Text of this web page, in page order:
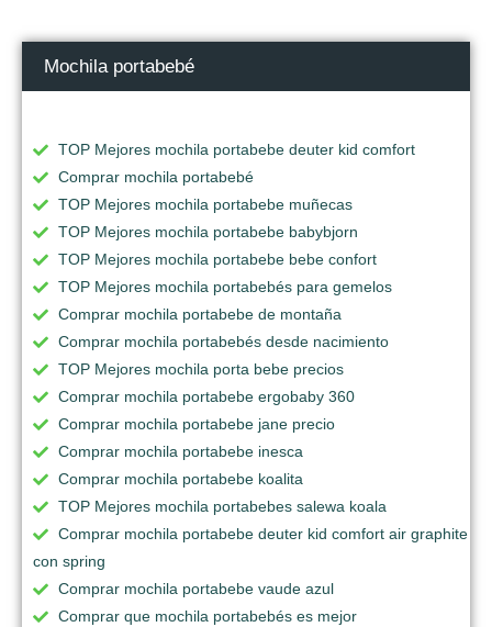
Mochila portabebé
TOP Mejores mochila portabebe deuter kid comfort
Comprar mochila portabebé
TOP Mejores mochila portabebe muñecas
TOP Mejores mochila portabebe babybjorn
TOP Mejores mochila portabebe bebe confort
TOP Mejores mochila portabebés para gemelos
Comprar mochila portabebe de montaña
Comprar mochila portabebés desde nacimiento
TOP Mejores mochila porta bebe precios
Comprar mochila portabebe ergobaby 360
Comprar mochila portabebe jane precio
Comprar mochila portabebe inesca
Comprar mochila portabebe koalita
TOP Mejores mochila portabebes salewa koala
Comprar mochila portabebe deuter kid comfort air graphite
con spring
Comprar mochila portabebe vaude azul
Comprar que mochila portabebés es mejor